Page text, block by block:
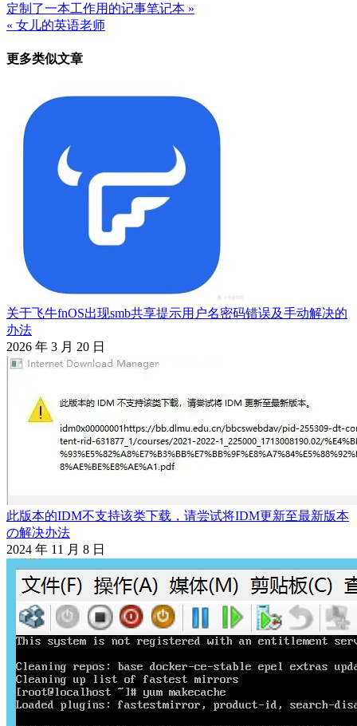
文
章
导
定制了一本工作用的记事笔记本 »
« 女儿的英语老师
更多类似文章
关于飞牛fnOS出现smb共享提示用户名密码错误及手动解决的
办法
2026 年 3 月 20 日
此版本的IDM不支持该类下载，请尝试将IDM更新至最新版本
の解决办法
2024 年 11 月 8 日